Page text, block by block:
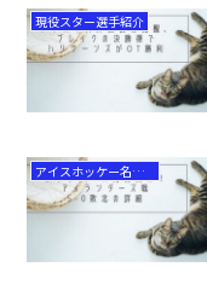
現役スター選手紹介
アイスホッケー名勝負